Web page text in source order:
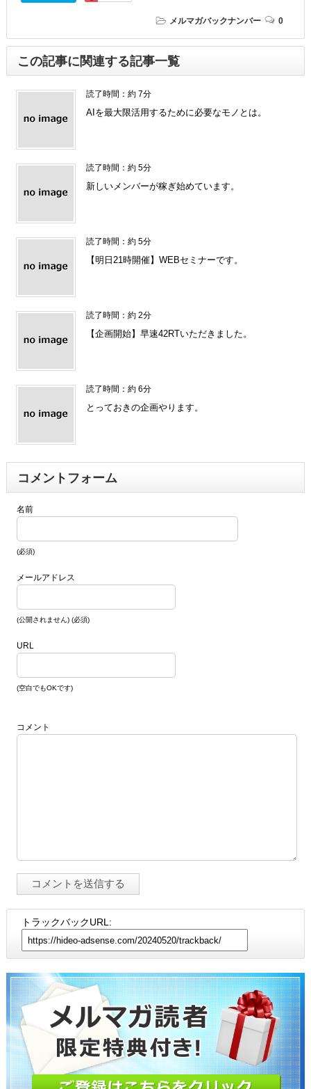
メルマガバックナンバー 0
この記事に関連する記事一覧
読了時間：約 7分
AIを最大限活用するために必要なモノとは。
読了時間：約 5分
新しいメンバーが稼ぎ始めています。
読了時間：約 5分
【明日21時開催】WEBセミナーです。
読了時間：約 2分
【企画開始】早速42RTいただきました。
読了時間：約 6分
とっておきの企画やります。
コメントフォーム
名前
(必須)
メールアドレス
(公開されません) (必須)
URL
(空白でもOKです)
コメント
トラックバックURL: